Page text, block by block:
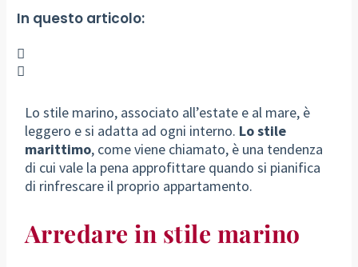
In questo articolo:
Lo stile marino, associato all’estate e al mare, è
leggero e si adatta ad ogni interno. Lo stile
marittimo, come viene chiamato, è una tendenza
di cui vale la pena approfittare quando si pianifica
di rinfrescare il proprio appartamento.
Arredare in stile marino